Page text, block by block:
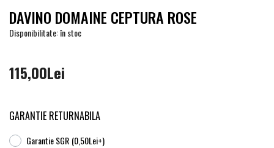
DAVINO DOMAINE CEPTURA ROSE
Disponibilitate: în stoc
115,00Lei
GARANTIE RETURNABILA
Garantie SGR (0,50Lei+)